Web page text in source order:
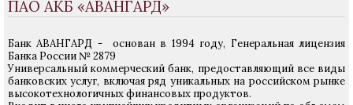
ПАО АКБ «АВАНГАРД»
Банк АВАНГАРД - основан в 1994 году, Генеральная лицензия
Банка России № 2879
Универсальный коммерческий банк, предоставляющий все виды
банковских услуг, включая ряд уникальных на российском рынке
высокотехнологичных финансовых продуктов.